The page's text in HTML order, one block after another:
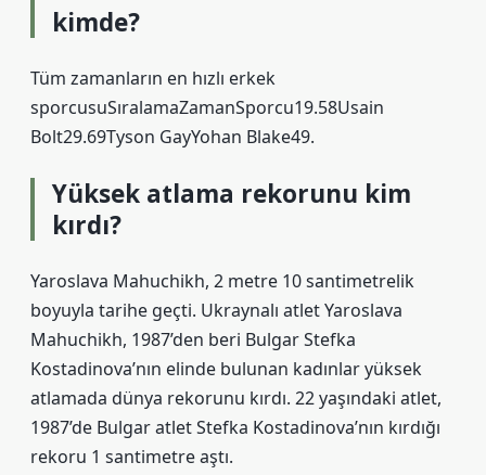
kimde?
Tüm zamanların en hızlı erkek
sporcusuSıralamaZamanSporcu19.58Usain
Bolt29.69Tyson GayYohan Blake49.
Yüksek atlama rekorunu kim
kırdı?
Yaroslava Mahuchikh, 2 metre 10 santimetrelik
boyuyla tarihe geçti. Ukraynalı atlet Yaroslava
Mahuchikh, 1987’den beri Bulgar Stefka
Kostadinova’nın elinde bulunan kadınlar yüksek
atlamada dünya rekorunu kırdı. 22 yaşındaki atlet,
1987’de Bulgar atlet Stefka Kostadinova’nın kırdığı
rekoru 1 santimetre aştı.